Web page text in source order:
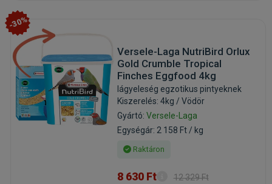
-30%
Versele-Laga NutriBird Orlux
Gold Crumble Tropical
Finches Eggfood 4kg
lágyeleség egzotikus pintyeknek
Kiszerelés: 4kg / Vödör
Gyártó: Versele-Laga
Egységár: 2 158 Ft / kg
Raktáron
8 630 Ft 12 329 Ft